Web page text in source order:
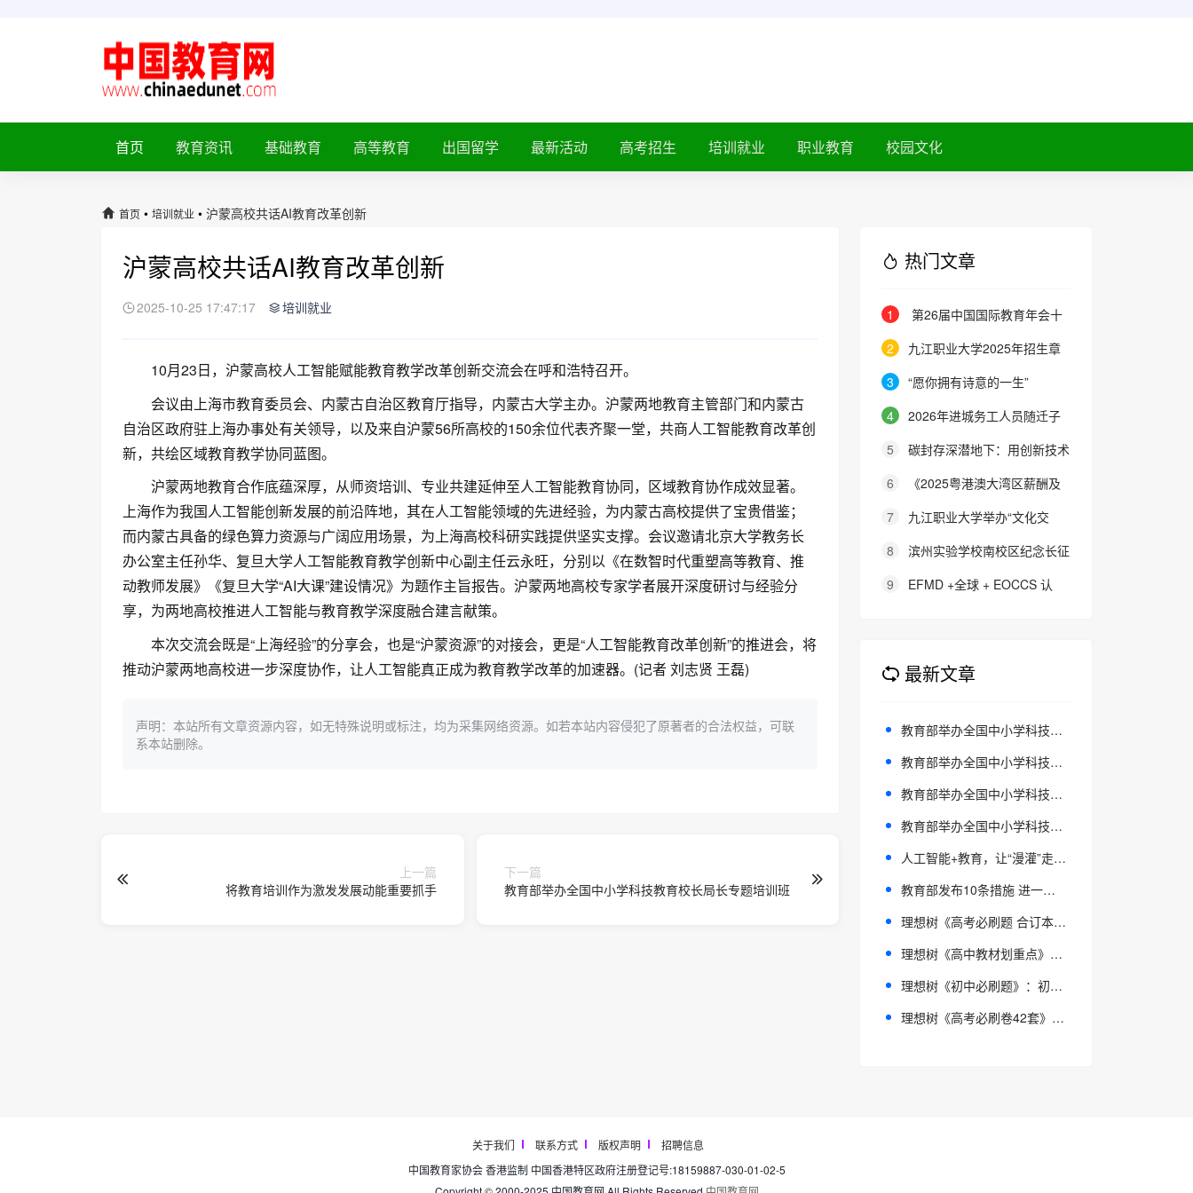
首页 教育资讯 基础教育 高等教育 出国留学 最新活动 高考招生 培训就业 职业教育 校园文化
首页 • 培训就业 • 沪蒙高校共话AI教育改革创新
沪蒙高校共话AI教育改革创新
2025-10-25 17:47:17 培训就业
10月23日，沪蒙高校人工智能赋能教育教学改革创新交流会在呼和浩特召开。
会议由上海市教育委员会、内蒙古自治区教育厅指导，内蒙古大学主办。沪蒙两地教育主管部门和内蒙古
自治区政府驻上海办事处有关领导，以及来自沪蒙56所高校的150余位代表齐聚一堂，共商人工智能教育改革创
新，共绘区域教育教学协同蓝图。
沪蒙两地教育合作底蕴深厚，从师资培训、专业共建延伸至人工智能教育协同，区域教育协作成效显著。
上海作为我国人工智能创新发展的前沿阵地，其在人工智能领域的先进经验，为内蒙古高校提供了宝贵借鉴；
而内蒙古具备的绿色算力资源与广阔应用场景，为上海高校科研实践提供坚实支撑。会议邀请北京大学教务长
办公室主任孙华、复旦大学人工智能教育教学创新中心副主任云永旺，分别以《在数智时代重塑高等教育、推
动教师发展》《复旦大学“AI大课”建设情况》为题作主旨报告。沪蒙两地高校专家学者展开深度研讨与经验分
享，为两地高校推进人工智能与教育教学深度融合建言献策。
本次交流会既是“上海经验”的分享会，也是“沪蒙资源”的对接会，更是“人工智能教育改革创新”的推进会，将
推动沪蒙两地高校进一步深度协作，让人工智能真正成为教育教学改革的加速器。(记者 刘志贤 王磊)
声明：本站所有文章资源内容，如无特殊说明或标注，均为采集网络资源。如若本站内容侵犯了原著者的合法权益，可联
系本站删除。
上一篇
将教育培训作为激发发展动能重要抓手
下一篇
教育部举办全国中小学科技教育校长局长专题培训班
热门文章
1
第26届中国国际教育年会十
月在京启幕
2
九江职业大学2025年招生章
程
3
“愿你拥有诗意的一生”
4
2026年进城务工人员随迁子
女在京参加高等职业学校招生考试
5
碳封存深潜地下：用创新技术
铺就碳中和之路
6
《2025粤港澳大湾区薪酬及
福利调查》公布结果 大湾区各地
级管理层离职率自2018年移民潮
后今年首现显著下降
7
九江职业大学举办“文化交
响，青春和弦”国际文化节
8
滨州实验学校南校区纪念长征
胜利89周年 公益微电影《被手机
9
EFMD +全球 + EOCCS 认
最新文章
教育部举办全国中小学科技教育校长局长专题培训班
教育部举办全国中小学科技教育校长局长专题培训班
教育部举办全国中小学科技教育校长局长专题培训班
教育部举办全国中小学科技教育校长局长专题培训班
人工智能+教育，让“漫灌”走向“滴灌”
教育部发布10条措施 进一步加强中小学生心理健康工作
理想树《高考必刷题 合订本》：刷透合订本，跨过名校门
理想树《高中教材划重点》：教材划重点，学习没难点！
理想树《初中必刷题》：初中做习题，当然必刷题
理想树《高考必刷卷42套》：千套中只选42套，18周拿下高考！
关于我们 联系方式 版权声明
招聘信息
中国教育家协会 香港监制 中国香港特区政府注册登记号:18159887-030-01-02-5